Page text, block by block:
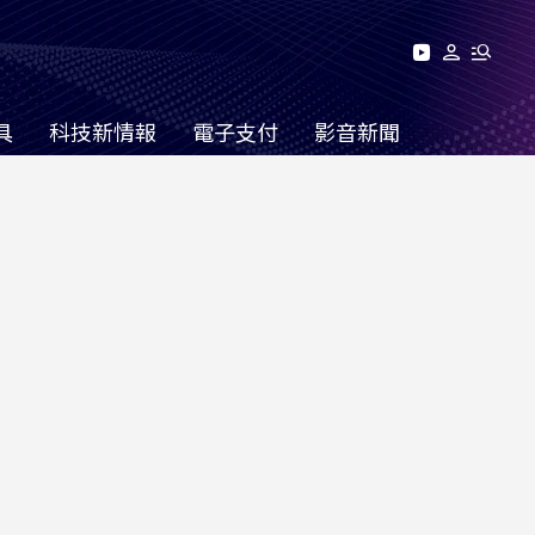
科技新情報 電子支付 影音新聞